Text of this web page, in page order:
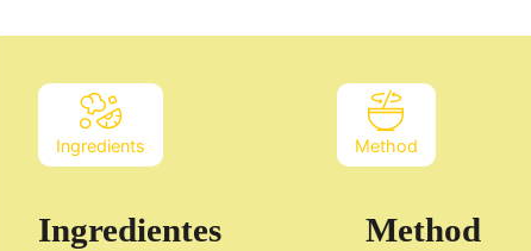
Ingredients Method
Ingredientes Method